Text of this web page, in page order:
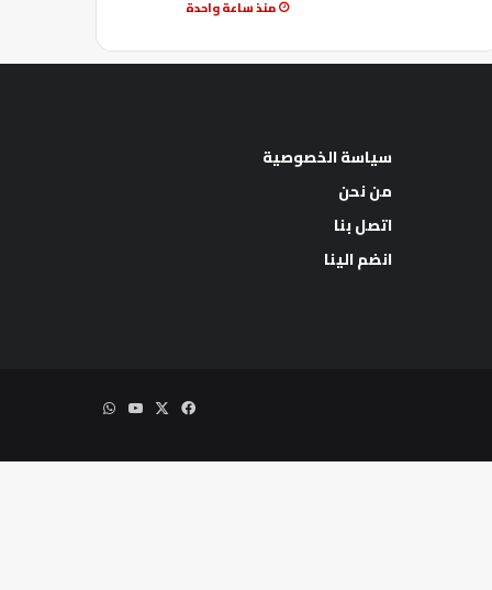
منذ ساعة واحدة
سياسة الخصوصية
من نحن
اتصل بنا
انضم الينا
فيسبوك ‫YouTube